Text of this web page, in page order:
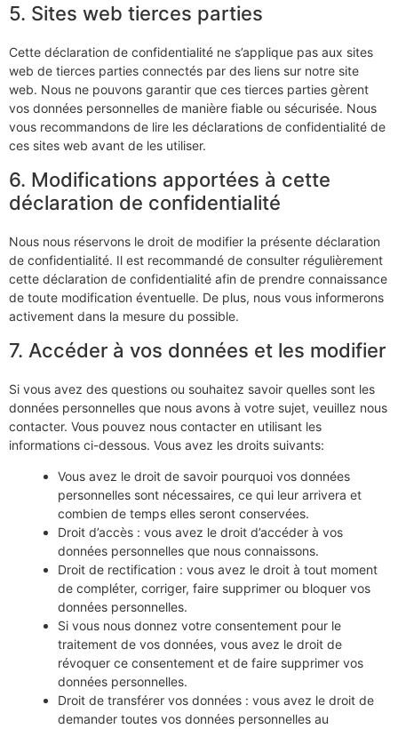
5. Sites web tierces parties
Cette déclaration de confidentialité ne s’applique pas aux sites
web de tierces parties connectés par des liens sur notre site
web. Nous ne pouvons garantir que ces tierces parties gèrent
vos données personnelles de manière fiable ou sécurisée. Nous
vous recommandons de lire les déclarations de confidentialité de
ces sites web avant de les utiliser.
6. Modifications apportées à cette
déclaration de confidentialité
Nous nous réservons le droit de modifier la présente déclaration
de confidentialité. Il est recommandé de consulter régulièrement
cette déclaration de confidentialité afin de prendre connaissance
de toute modification éventuelle. De plus, nous vous informerons
activement dans la mesure du possible.
7. Accéder à vos données et les modifier
Si vous avez des questions ou souhaitez savoir quelles sont les
données personnelles que nous avons à votre sujet, veuillez nous
contacter. Vous pouvez nous contacter en utilisant les
informations ci-dessous. Vous avez les droits suivants:
Vous avez le droit de savoir pourquoi vos données
personnelles sont nécessaires, ce qui leur arrivera et
combien de temps elles seront conservées.
Droit d’accès : vous avez le droit d’accéder à vos
données personnelles que nous connaissons.
Droit de rectification : vous avez le droit à tout moment
de compléter, corriger, faire supprimer ou bloquer vos
données personnelles.
Si vous nous donnez votre consentement pour le
traitement de vos données, vous avez le droit de
révoquer ce consentement et de faire supprimer vos
données personnelles.
Droit de transférer vos données : vous avez le droit de
demander toutes vos données personnelles au